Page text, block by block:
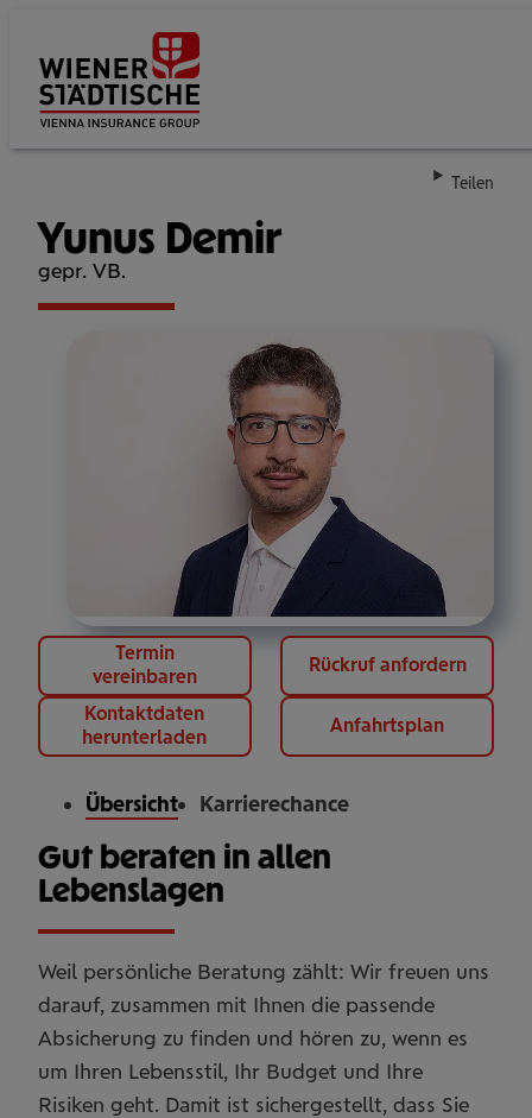
Teilen
Yunus Demir
gepr. VB.
Termin
vereinbaren
Rückruf anfordern
Kontaktdaten
herunterladen
Anfahrtsplan
Übersicht Karrierechance
Gut beraten in allen
Lebenslagen
Weil persönliche Beratung zählt: Wir freuen uns
darauf, zusammen mit Ihnen die passende
Absicherung zu finden und hören zu, wenn es
um Ihren Lebensstil, Ihr Budget und Ihre
Risiken geht. Damit ist sichergestellt, dass Sie